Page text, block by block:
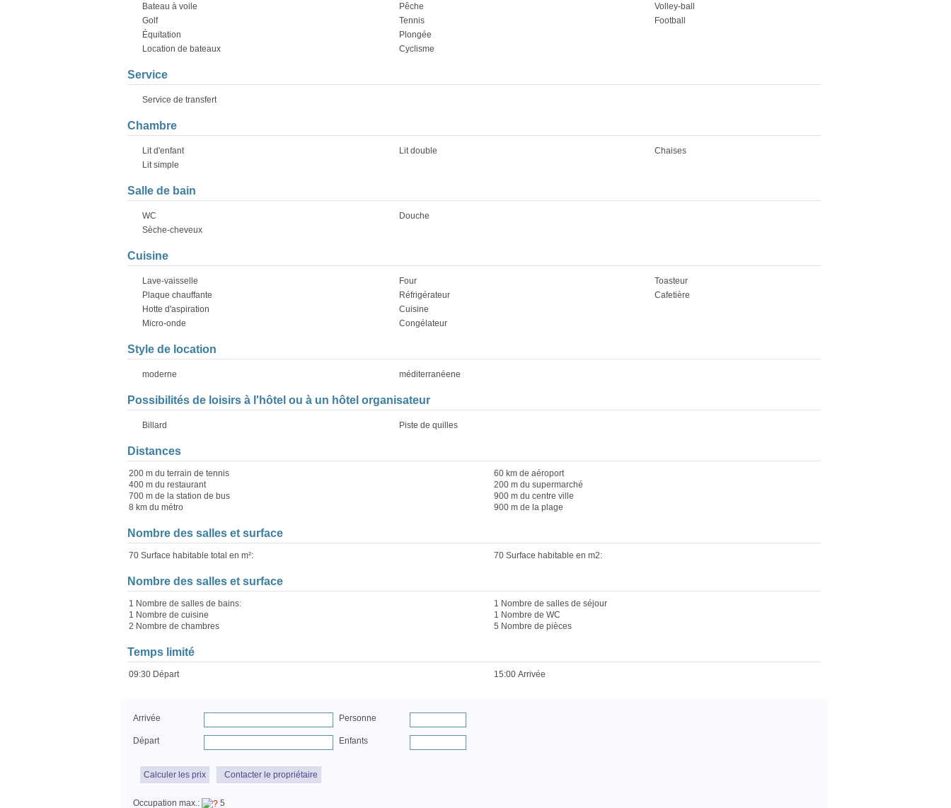
Bateau à voile
Golf
Équitation
Location de bateaux
Pêche
Tennis
Plongée
Cyclisme
Volley-ball
Football
Service
Service de transfert
Chambre
Lit d'enfant
Lit simple
Lit double Chaises
Salle de bain
WC
Sèche-cheveux
Douche
Cuisine
Lave-vaisselle
Plaque chauffante
Hotte d'aspiration
Micro-onde
Four
Réfrigérateur
Cuisine
Congélateur
Toasteur
Cafetière
Style de location
moderne méditerranéene
Possibilités de loisirs à l'hôtel ou à un hôtel organisateur
Billard Piste de quilles
Distances
200 m du terrain de tennis
400 m du restaurant
700 m de la station de bus
8 km du métro
60 km de aéroport
200 m du supermarché
900 m du centre ville
900 m de la plage
Nombre des salles et surface
70 Surface habitable total en m²: 70 Surface habitable en m2:
Nombre des salles et surface
1 Nombre de salles de bains:
1 Nombre de cuisine
2 Nombre de chambres
1 Nombre de salles de séjour
1 Nombre de WC
5 Nombre de pièces
Temps limité
09:30 Départ 15:00 Arrivée
Arrivée Personne
Départ Enfants
Calculer les prix Contacter le propriétaire
Occupation max.: 5